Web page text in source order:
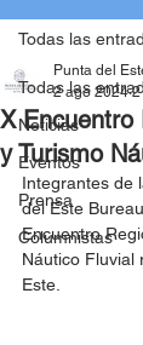
Todas las
Noticias
Eventos
Prensa
Columnistas
Todas las
X Encuentro
y Turismo
Punta del
2 ago 2024 2
Integrantes de
del Este
Encuentro
Náutico Fluvial
Este.